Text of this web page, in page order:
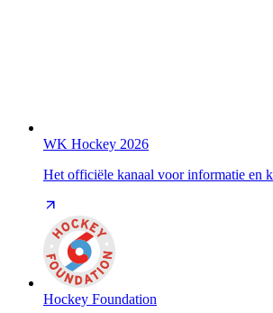
WK Hockey 2026
Het officiële kanaal voor informatie en
Hockey Foundation